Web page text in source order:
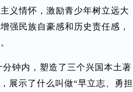
义情怀，激励青少年树立远大
强民族自豪感和历史责任感，
钟内，塑造了三个兴国本土著
展示了什么叫做“早立志、勇担